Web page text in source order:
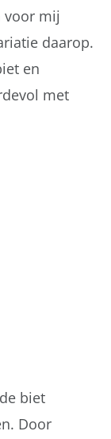
voor mij
daarop.
en
met
biet
Door